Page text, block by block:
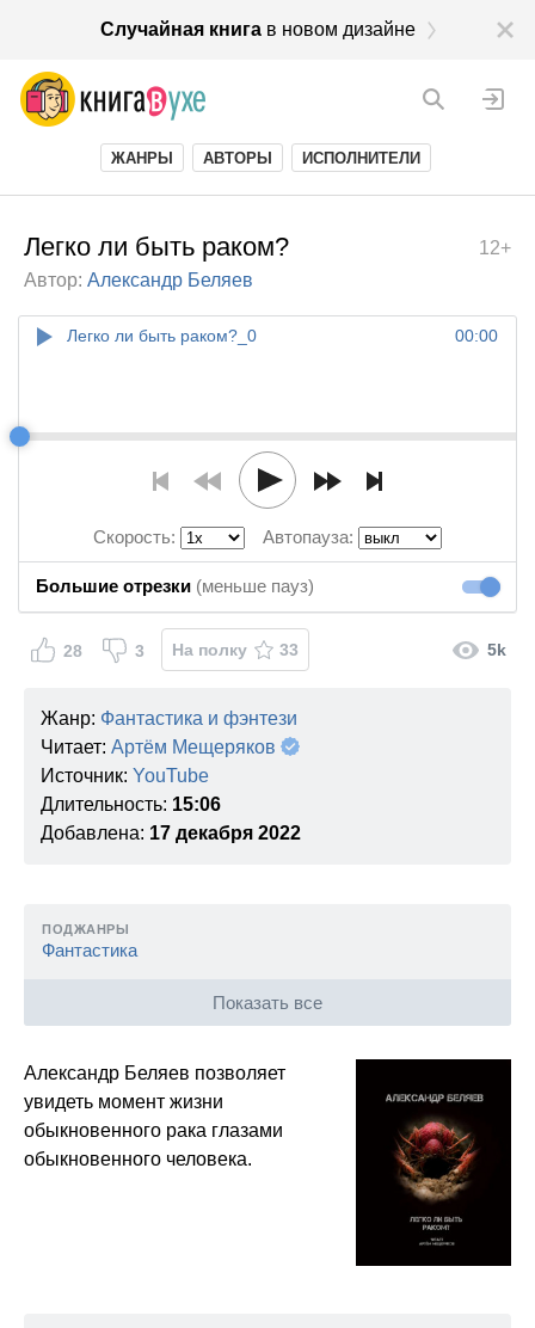
Случайная книгав новом дизайне
ЖАНРЫ АВТОРЫ ИСПОЛНИТЕЛИ
12+
Легко ли быть раком?
Автор: Александр Беляев
00:00
Легко ли быть раком?_0
Скорость: Автопауза:
Большие отрезки (меньше пауз)
28 3 На полку 33 5k
Жанр: Фантастика и фэнтези
Читает: Артём Мещеряков
Источник: YouTube
Длительность: 15:06
Добавлена: 17 декабря 2022
ПОДЖАНРЫ
Фантастика
Показать все
Александр Беляев позволяет
увидеть момент жизни
обыкновенного рака глазами
обыкновенного человека.